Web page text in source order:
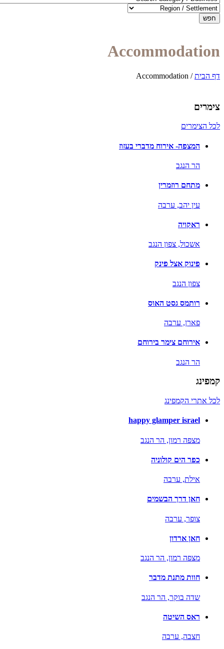
חפש
Accommodation
דף הבית/
Accommodation
צימרים
לכל הצימרים
המצפה- אירוח מדברי בעזוז
הר הנגב
מתחם רוזמרין
עין יהב, ערבה
ראקויה
אשכול, צפון הנגב
פינוק אצל פינק
צפון הנגב
רותמס גסט האוס
פארן, ערבה
אירוחם צימר בירוחם
הר הנגב
קמפינג
לכל אתרי הקמפינג
happy glamper israel
מצפה רמון, הר הנגב
כפר הים קולוניה
אילת, ערבה
חאן דרך הבשמים
צופר, ערבה
חאן ארדון
מצפה רמון, הר הנגב
חוות מתנת מדבר
שדה בוקר, הר הנגב
ראס השיטה
חצבה, ערבה